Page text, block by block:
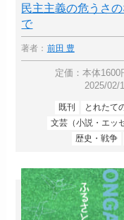
民主主義の危うさ
で
著者： 前田 豊
定価：本体1600
2025/02/
既刊
とれたて
文芸（小説・エッ
歴史・戦争